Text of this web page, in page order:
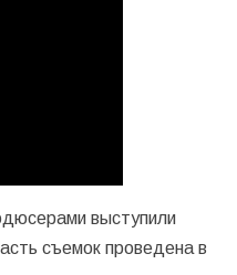
выступили
съемок проведена в